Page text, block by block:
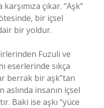
çıkar. “Aşk”
bir içsel
bir yoldur.
Fuzuli ve
eserlerinde sıkça
berrak bir aşk”tan
insanın içsel
Baki ise aşkı “yüce